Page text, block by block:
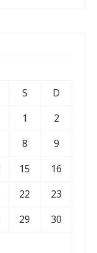
S
D
1
2
8
9
15
16
22
23
29
30